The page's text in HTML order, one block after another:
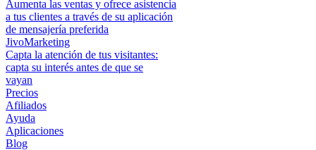
Aumenta las ventas y ofrece asistencia
a tus clientes a través de su aplicación
de mensajería preferida
JivoMarketing
Capta la atención de tus visitantes:
capta su interés antes de que se
vayan
Precios
Afiliados
Ayuda
Aplicaciones
Blog